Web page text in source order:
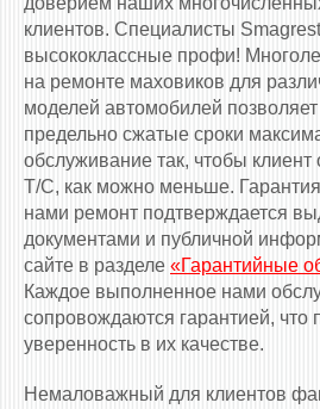
клиентов. Специалисты
высококлассные профи!
на ремонте маховиков для
моделей автомобилей
предельно сжатые сроки
обслуживание так, чтобы клиент
Т/С, как можно меньше.
нами ремонт подтверждается
документами и публичной
сайте в разделе «Гарантийные
Каждое выполненное нами
сопровождаются гарантией, что
уверенность в их качестве.
Немаловажный для клиентов